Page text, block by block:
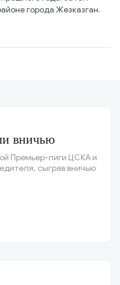
города Жезказган.
вничью
Премьер-лиги ЦСКА и
сыграв вничью